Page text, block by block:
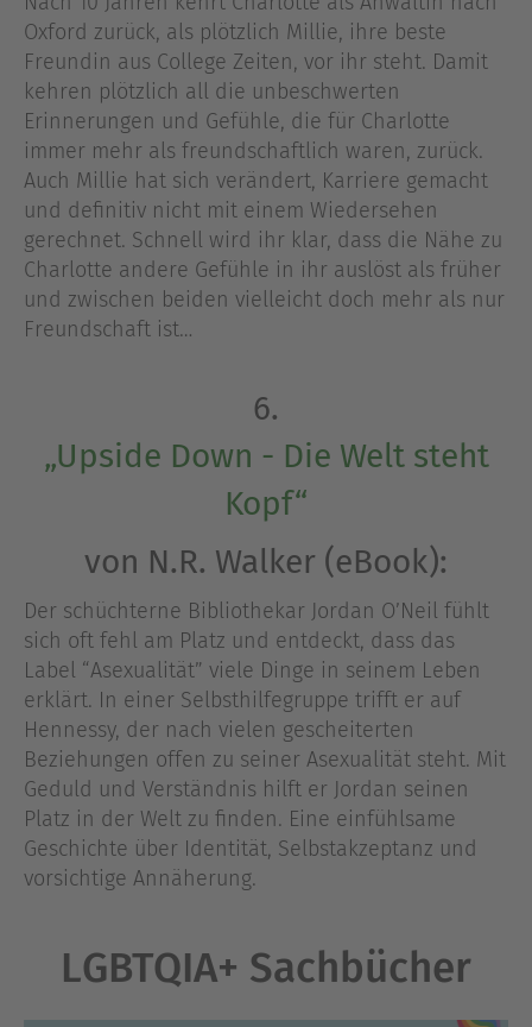
Oxford zurück, als plötzlich Millie, ihre beste
Freundin aus College Zeiten, vor ihr steht. Damit
kehren plötzlich all die unbeschwerten
Erinnerungen und Gefühle, die für Charlotte
immer mehr als freundschaftlich waren, zurück.
Auch Millie hat sich verändert, Karriere gemacht
und definitiv nicht mit einem Wiedersehen
gerechnet. Schnell wird ihr klar, dass die Nähe zu
Charlotte andere Gefühle in ihr auslöst als früher
und zwischen beiden vielleicht doch mehr als nur
Freundschaft ist…
6.
„Upside Down - Die Welt steht
Kopf“
von N.R. Walker (eBook):
Der schüchterne Bibliothekar Jordan O’Neil fühlt
sich oft fehl am Platz und entdeckt, dass das
Label “Asexualität” viele Dinge in seinem Leben
erklärt. In einer Selbsthilfegruppe trifft er auf
Hennessy, der nach vielen gescheiterten
Beziehungen offen zu seiner Asexualität steht. Mit
Geduld und Verständnis hilft er Jordan seinen
Platz in der Welt zu finden. Eine einfühlsame
Geschichte über Identität, Selbstakzeptanz und
vorsichtige Annäherung.
LGBTQIA+ Sachbücher